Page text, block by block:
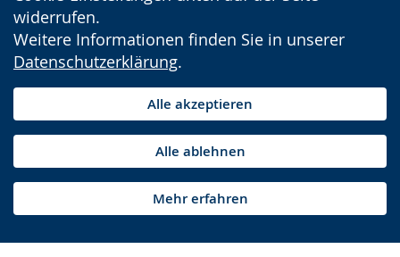
widerrufen.
Weitere Informationen finden Sie in unserer
Datenschutzerklärung.
Alle akzeptieren
Alle ablehnen
Mehr erfahren